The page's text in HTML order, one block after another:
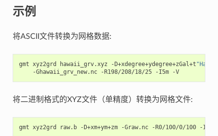
示例
将ASCII文件转换为网格数据:
gmt xyz2grd hawaii_grv.xyz -D+xdegree+ydegree+zGal+t
-Ghawaii_grv_new.nc
-R198/208/18/25 -I5m -V
将二进制格式的XYZ文件（单精度）转换为网格文件:
gmt xyz2grd raw.b -D+xm+ym+zm -Graw.nc -R0/100/0/100 -I1